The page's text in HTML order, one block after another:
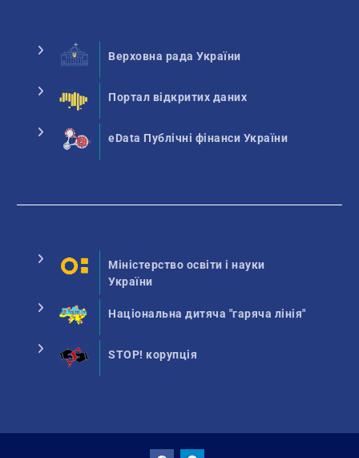
Верховна рада України
Портал відкритих даних
eData Публічні фінанси України
Міністерство освіти і науки
України
Національна дитяча "гаряча лінія"
STOP! корупція